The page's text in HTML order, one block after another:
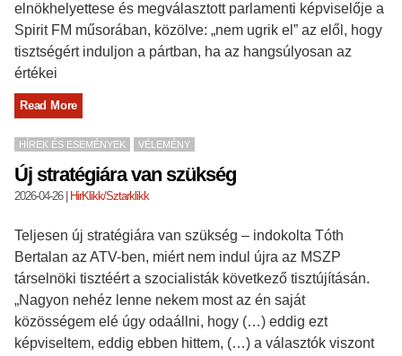
elnökhelyettese és megválasztott parlamenti képviselője a
Spirit FM műsorában, közölve: „nem ugrik el” az elől, hogy
tisztségért induljon a pártban, ha az hangsúlyosan az
értékei
Read More
HÍREK ÉS ESEMÉNYEK VÉLEMÉNY
Új stratégiára van szükség
2026-04-26| HirKlikk/Sztarklikk
Teljesen új stratégiára van szükség – indokolta Tóth
Bertalan az ATV-ben, miért nem indul újra az MSZP
társelnöki tisztéért a szocialisták következő tisztújításán.
„Nagyon nehéz lenne nekem most az én saját
közösségem elé úgy odaállni, hogy (…) eddig ezt
képviseltem, eddig ebben hittem, (…) a választók viszont